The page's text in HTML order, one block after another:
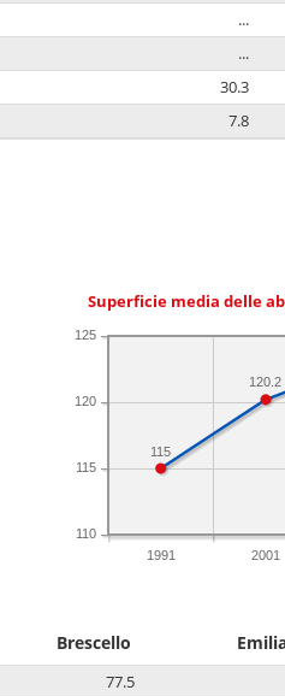
...
...
30.3
7.8
Superficie media delle
1991 2001
110
115
120
125
120.2
115
Brescello
77.5